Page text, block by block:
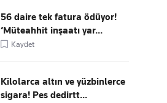
56 daire tek fatura ödüyor!
‘Müteahhit inşaatı yar...
Kaydet
Kilolarca altın ve yüzbinlerce
sigara! Pes dedirtt...